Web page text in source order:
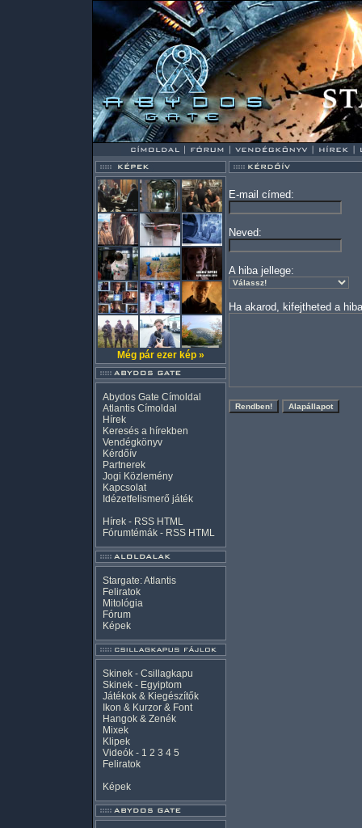
Még pár ezer kép »
Abydos Gate Címoldal
Atlantis Címoldal
Hírek
Keresés a hírekben
Vendégkönyv
Kérdőív
Partnerek
Jogi Közlemény
Kapcsolat
Idézetfelismerő játék
Hírek - RSS HTML
Fórumtémák - RSS HTML
Stargate: Atlantis
Feliratok
Mitológia
Fórum
Képek
Skinek - Csillagkapu
Skinek - Egyiptom
Játékok & Kiegészítők
Ikon & Kurzor & Font
Hangok & Zenék
Mixek
Klipek
Videók - 1 2 3 4 5
Feliratok
Képek
E-mail címed:
Neved:
A hiba jellege:
Ha akarod, kifejtheted a